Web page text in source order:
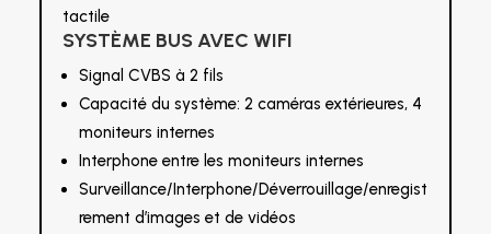
tactile
SYSTÈME BUS AVEC WIFI
Signal CVBS à 2 fils
Capacité du système: 2 caméras extérieures, 4
moniteurs internes
Interphone entre les moniteurs internes
Surveillance/Interphone/Déverrouillage/enregist
rement d’images et de vidéos